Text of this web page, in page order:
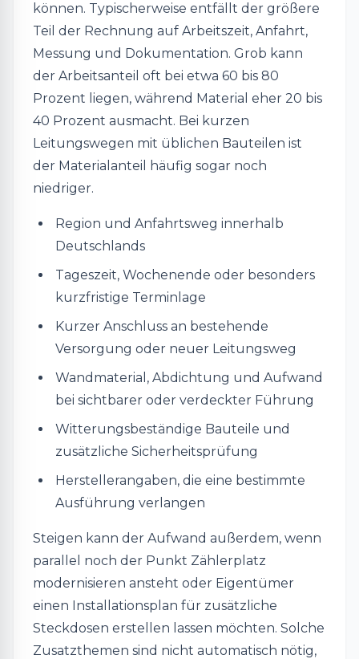
können. Typischerweise entfällt der größere
Teil der Rechnung auf Arbeitszeit, Anfahrt,
Messung und Dokumentation. Grob kann
der Arbeitsanteil oft bei etwa 60 bis 80
Prozent liegen, während Material eher 20 bis
40 Prozent ausmacht. Bei kurzen
Leitungswegen mit üblichen Bauteilen ist
der Materialanteil häufig sogar noch
niedriger.
Region und Anfahrtsweg innerhalb
Deutschlands
Tageszeit, Wochenende oder besonders
kurzfristige Terminlage
Kurzer Anschluss an bestehende
Versorgung oder neuer Leitungsweg
Wandmaterial, Abdichtung und Aufwand
bei sichtbarer oder verdeckter Führung
Witterungsbeständige Bauteile und
zusätzliche Sicherheitsprüfung
Herstellerangaben, die eine bestimmte
Ausführung verlangen
Steigen kann der Aufwand außerdem, wenn
parallel noch der Punkt Zählerplatz
modernisieren ansteht oder Eigentümer
einen Installationsplan für zusätzliche
Steckdosen erstellen lassen möchten. Solche
Zusatzthemen sind nicht automatisch nötig,